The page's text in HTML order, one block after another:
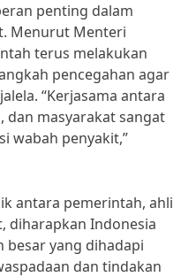
penting dalam
Menurut Menteri
terus melakukan
pencegahan agar
“Kerjasama antara
dan masyarakat sangat
wabah penyakit,”
antara pemerintah, ahli
diharapkan Indonesia
besar yang dihadapi
dan tindakan